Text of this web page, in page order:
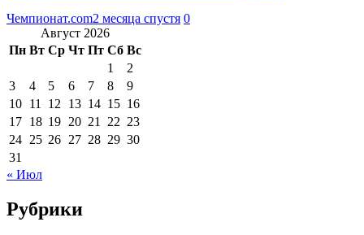
Чемпионат.com2 месяца спустя 0
Август 2026
Пн Вт Ср Чт Пт Сб Вс
1
2
3
4 5 6 7 8
9
10 11 12 13 14 15 16
17 18 19 20 21 22 23
24 25 26 27 28 29 30
31
« Июл
Рубрики